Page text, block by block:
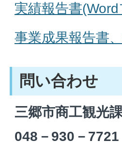
実績報告書
事業成果報告書
問い合わせ
三郷市商工観光
048－930－7721